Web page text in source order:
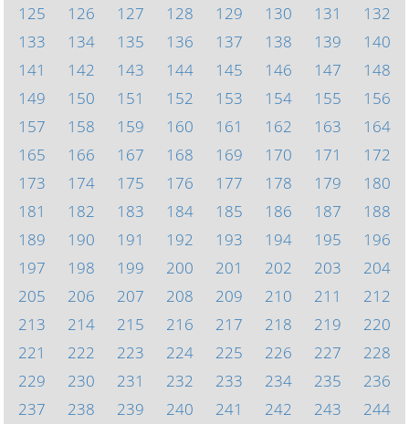
125
126 127 128 129 130 131
132
133
134 135 136 137 138 139
140
141
142 143 144 145 146 147
148
149
150 151 152 153 154 155
156
157
158 159 160 161 162 163
164
165
166 167 168 169 170 171
172
173
174 175 176 177 178 179
180
181
182 183 184 185 186 187
188
189
190 191 192 193 194 195
196
197
198 199 200 201 202 203
204
205
206 207 208 209 210 211
212
213
214 215 216 217 218 219
220
221
222 223 224 225 226 227
228
229
230 231 232 233 234 235
236
237
238 239 240 241 242 243
244